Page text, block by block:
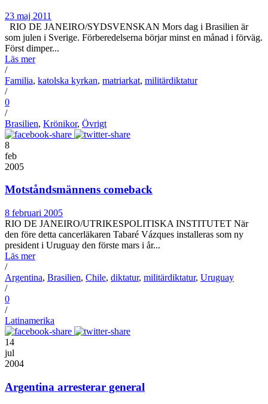
23 maj 2011
RIO DE JANEIRO/SYDSVENSKAN Mors dag i Brasilien är
som julen i Sverige. Förberedelserna börjar minst en månad i förväg.
Först dimper...
Läs mer
/
Familia, katolska kyrkan, matriarkat, militärdiktatur
/
0
/
Brasilien, Krönikor, Övrigt
8
feb
2005
Motståndsmännens comeback
8 februari 2005
RIO DE JANEIRO/UTRIKESPOLITISKA INSTITUTET När
den före detta cancerläkaren Tabaré Vázques installeras som ny
president i Uruguay den förste mars i år...
Läs mer
/
Argentina, Brasilien, Chile, diktatur, militärdiktatur, Uruguay
/
0
/
Latinamerika
14
jul
2004
Argentina arresterar general